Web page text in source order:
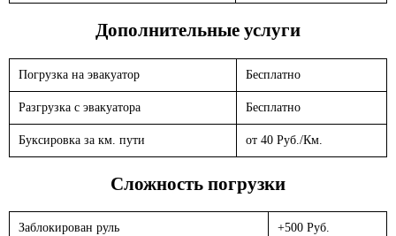
Дополнительные услуги
Погрузка на эвакуатор Бесплатно
Разгрузка с эвакуатора Бесплатно
Буксировка за км. пути от 40 Руб./Км.
Сложность погрузки
Заблокирован руль +500 Руб.